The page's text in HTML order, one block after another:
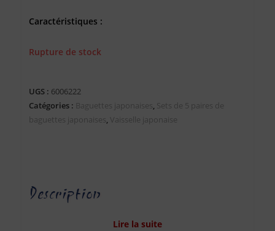
Caractéristiques :
Set de 5 paires de baguettes
Matière : bois
Rupture de stock
UGS : 6006222
Catégories : Baguettes japonaises , Sets de 5 paires de
baguettes japonaises , Vaisselle japonaise
Description
Lire la suite